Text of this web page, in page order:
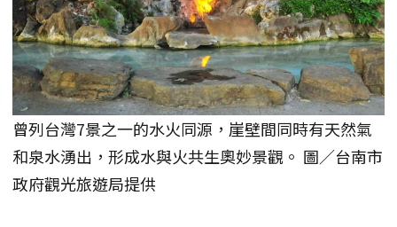
曾列台灣7景之一的水火同源，崖壁間同時有天然氣
和泉水湧出，形成水與火共生奧妙景觀。 圖／台南市
政府觀光旅遊局提供